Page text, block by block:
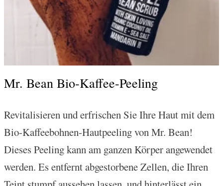
Mr. Bean Bio-Kaffee-Peeling
Revitalisieren und erfrischen Sie Ihre Haut mit dem
Bio-Kaffeebohnen-Hautpeeling von Mr. Bean!
Dieses Peeling kann am ganzen Körper angewendet
werden. Es entfernt abgestorbene Zellen, die Ihren